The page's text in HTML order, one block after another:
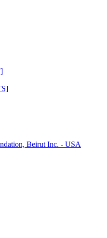
Beirut Inc. - USA